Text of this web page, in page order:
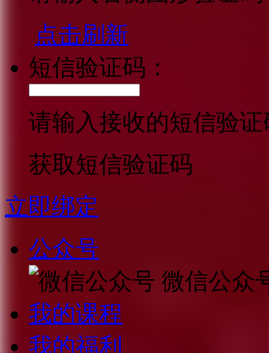
点击刷新
短信验证码：
请输入接收的短信验证
获取短信验证码
立即绑定
公众号
微信公众
我的课程
我的福利